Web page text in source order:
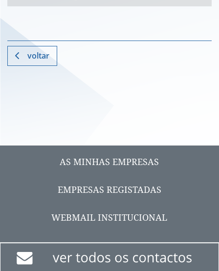
voltar
AS MINHAS EMPRESAS
EMPRESAS REGISTADAS
WEBMAIL INSTITUCIONAL